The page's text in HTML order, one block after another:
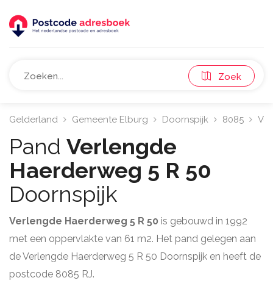
Zoek
Gelderland Gemeente Elburg Doornspijk 8085
Pand Verlengde
Haerderweg 5 R 50
Doornspijk
Verlengde Haerderweg 5 R 50 is gebouwd in 1992
met een oppervlakte van 61 m2. Het pand gelegen aan
de Verlengde Haerderweg 5 R 50 Doornspijk en heeft de
postcode 8085 RJ.